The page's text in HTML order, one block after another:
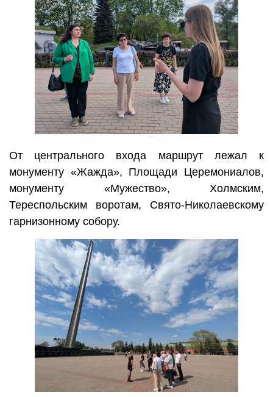
От центрального входа маршрут лежал к
монументу «Жажда», Площади Церемониалов,
монументу «Мужество», Холмским,
Тереспольским воротам, Свято-Николаевскому
гарнизонному собору.